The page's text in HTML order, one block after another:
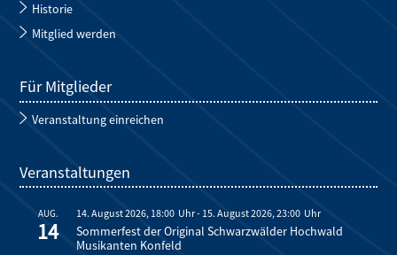
Historie
Mitglied werden
Für Mitglieder
Veranstaltung einreichen
Veranstaltungen
AUG.
14
14. August 2026, 18:00 - 15. August 2026, 23:00
Sommerfest der Original Schwarzwälder Hochwald
Musikanten Konfeld